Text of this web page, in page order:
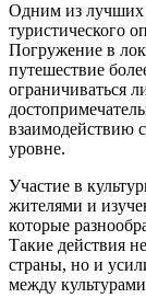
Одним из лучших
туристического
Погружение в
путешествие
ограничиваться
взаимодействию
уровне.
Участие в
жителями и
которые
Такие действия
страны, но и
между